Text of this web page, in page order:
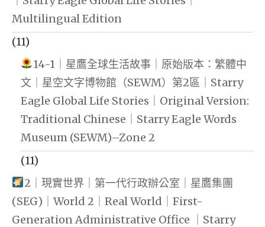
Multilingual Edition
(11)
14-1｜星鷹全球生活故事｜原始版本：繁體中
文｜星空文字博物館（SEWM）第2區｜Starry
Eagle Global Life Stories｜Original Version:
Traditional Chinese｜Starry Eagle Words
Museum (SEWM)–Zone 2
(11)
2｜現實世界｜第一代行政辦公室｜星鷹集團
(SEG)｜World 2｜Real World｜First-
Generation Administrative Office ｜Starry